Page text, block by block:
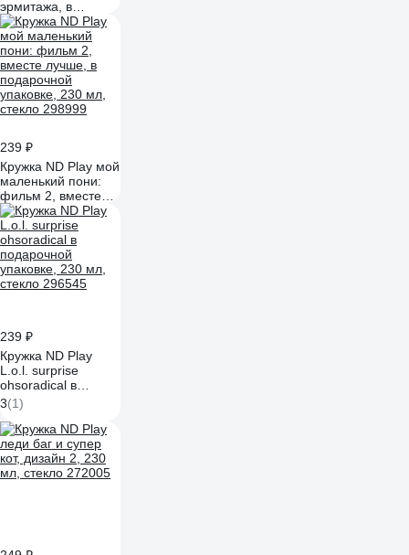
эрмитажа, в
подарочной
упаковке, 230 мл,
стекло 308581
239 ₽
Кружка ND Play мой
маленький пони:
фильм 2, вместе
лучше, в
подарочной
упаковке, 230 мл,
стекло 298999
239 ₽
Кружка ND Play
L.o.l. surprise
ohsoradical в
подарочной
упаковке, 230 мл,
стекло 296545
3(1)